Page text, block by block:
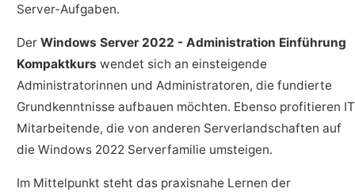
Server-Aufgaben.
Der Windows Server 2022 - Administration Einführung
Kompaktkurs wendet sich an einsteigende
Administratorinnen und Administratoren, die fundierte
Grundkenntnisse aufbauen möchten. Ebenso profitieren
Mitarbeitende, die von anderen Serverlandschaften auf
die Windows 2022 Serverfamilie umsteigen.
Im Mittelpunkt steht das praxisnahe Lernen der